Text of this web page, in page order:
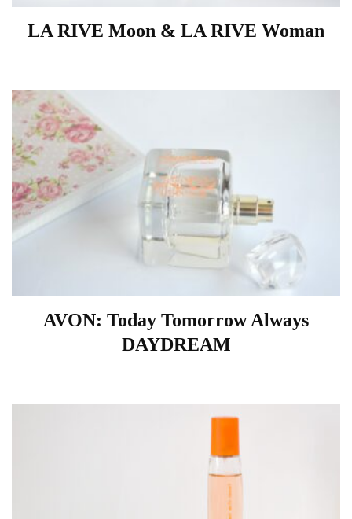
LA RIVE Moon & LA RIVE Woman
AVON: Today Tomorrow Always
DAYDREAM